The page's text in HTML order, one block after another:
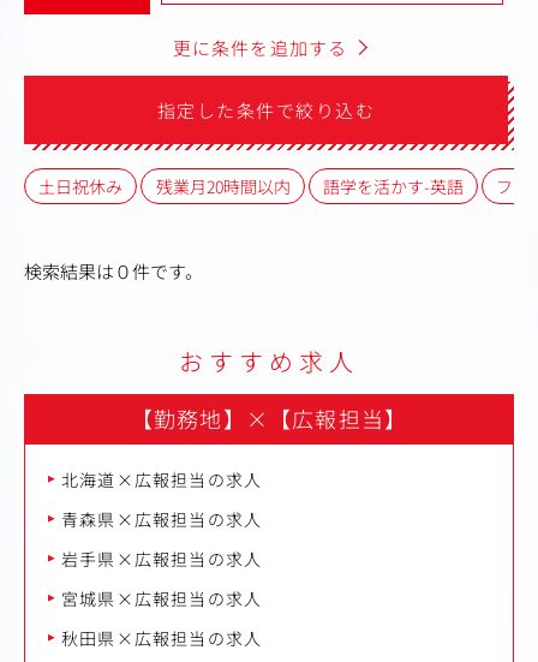
更に条件を追加する
指定した条件で絞り込む
土日祝休み 残業月20時間以内 語学を活かす-英語 フレ
検索結果は０件です。
おすすめ求人
【勤務地】 × 【広報担当】
北海道×広報担当の求人
青森県×広報担当の求人
岩手県×広報担当の求人
宮城県×広報担当の求人
秋田県×広報担当の求人